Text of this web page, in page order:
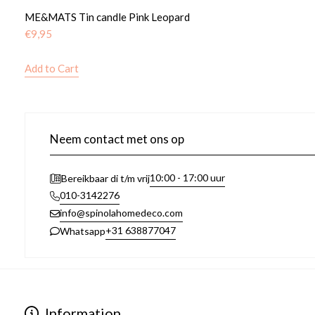
ME&MATS Tin candle Pink Leopard
€9,95
Add to Cart
Neem contact met ons op
Bereikbaar di t/m vrij10:00 - 17:00 uur
010-3142276
info@spinolahomedeco.com
Whatsapp+31 638877047